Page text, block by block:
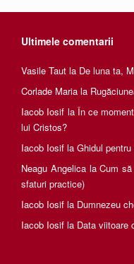
Ultimele comentarii
Vasile Taut la De luna ta,
Corlade Maria la
Iacob Iosif la În ce
lui Cristos?
Iacob Iosif la Ghidul
Neagu AngelicalaCum
sfaturi practice)
Iacob Iosif la Dumnezeu
Iacob Iosif la Data viitoare